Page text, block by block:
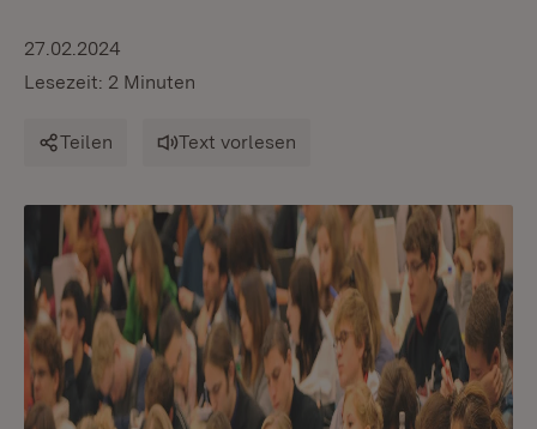
27.02.2024
Lesezeit: 2 Minuten
Teilen Text vorlesen